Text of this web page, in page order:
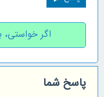
اگر
پاسخ شما